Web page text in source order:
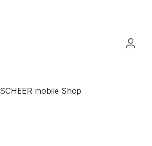
SCHEER mobile Shop